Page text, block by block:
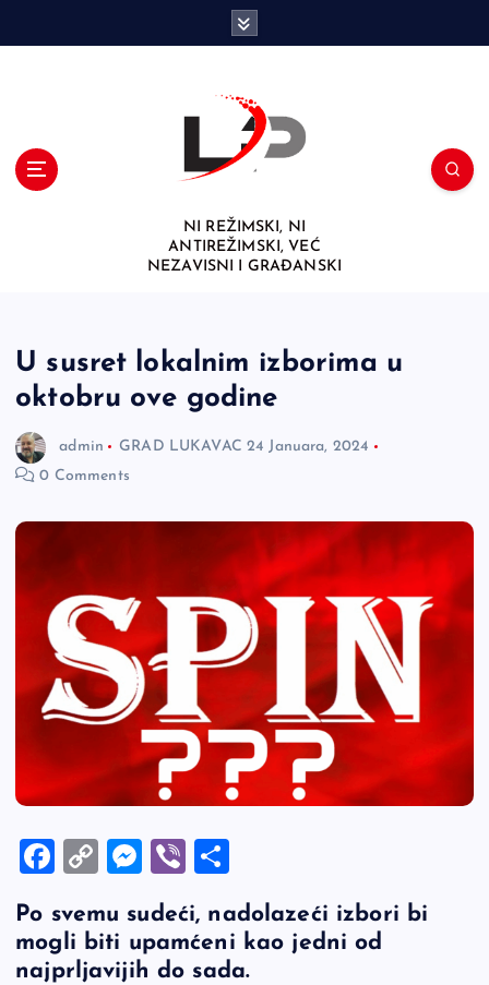
NI REŽIMSKI, NI
ANTIREŽIMSKI, VEĆ
NEZAVISNI I GRAĐANSKI
U susret lokalnim izborima u
oktobru ove godine
admin GRAD LUKAVAC 24 Januara, 2024
0 Comments
F
c
e
C
p
y
M
se
n
Vi
er ar
e
Po svemu sudeći, nadolazeći izbori bi
mogli biti upamćeni kao jedni od
najprljavijih do sada.